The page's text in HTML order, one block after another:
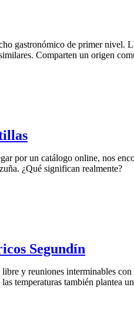
gastronómico de primer nivel.
Comparten un origen
por un catálogo online, nos
¿Qué significan realmente?
Segundín
y reuniones interminables
temperaturas también plantea